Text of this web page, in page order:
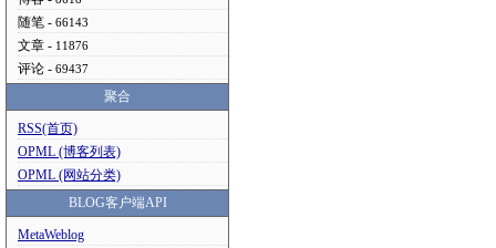
随笔 - 66143
文章 - 11876
评论 - 69437
聚合
RSS(首页)
OPML (博客列表)
OPML (网站分类)
BLOG客户端API
MetaWeblog